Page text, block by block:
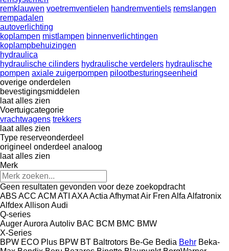
remklauwen voetremventielen handremventiels remslangen
rempadalen
autoverlichting
koplampen mistlampen binnenverlichtingen
koplampbehuizingen
hydraulica
hydraulische cilinders hydraulische verdelers hydraulische
pompen axiale zuigerpompen pilootbesturingseenheid
overige onderdelen
bevestigingsmiddelen
laat alles zien
Voertuigcategorie
vrachtwagens trekkers
laat alles zien
Type reserveonderdeel
origineel onderdeel analoog
laat alles zien
Merk
Geen resultaten gevonden voor deze zoekopdracht
ABS ACC ACM ATI AXAActia AfhymatAir Fren Alfa Alfatronix
AlfdexAllison Audi
Q-series
AugerAurora Autoliv BAC BCM BMC BMW
X-Series
BPW ECO Plus BPW BT Baltrotors Be-Ge Bedia Behr Beka-